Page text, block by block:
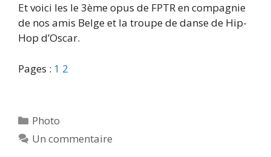
Et voici les le 3ème opus de FPTR en compagnie
de nos amis Belge et la troupe de danse de Hip-
Hop d’Oscar.
Pages : 1 2
Catégories
Photo
Un commentaire